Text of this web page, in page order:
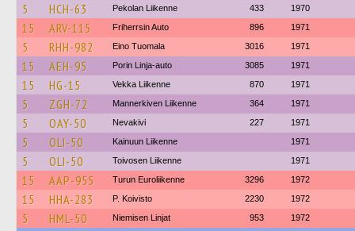
5 HCH-63 Pekolan Liikenne 433 1970
15 ARV-115 Friherrsin Auto 896 1971
5 RHH-982 Eino Tuomala 3016 1971
15 AEH-95 Porin Linja-auto 3085 1971
15 HG-15 Vekka Liikenne 870 1971
5 ZGH-72 Mannerkiven Liikenne 364 1971
5 OAY-50 Nevakivi 227 1971
5 OLI-50 Kainuun Liikenne 1971
5 OLI-50 Toivosen Liikenne 1971
15 AAP-955 Turun Euroliikenne 3296 1972
15 HHA-283 P. Koivisto 2230 1972
5 HML-50 Niemisen Linjat 953 1972